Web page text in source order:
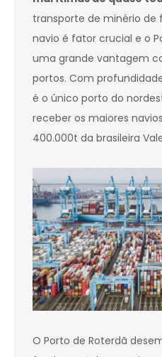
transporte de minério de
navio é fator crucial e o
uma grande vantagem
portos. Com
é o único porto do
receber os maiores
400.000t da brasileira
O Porto de Roterdã